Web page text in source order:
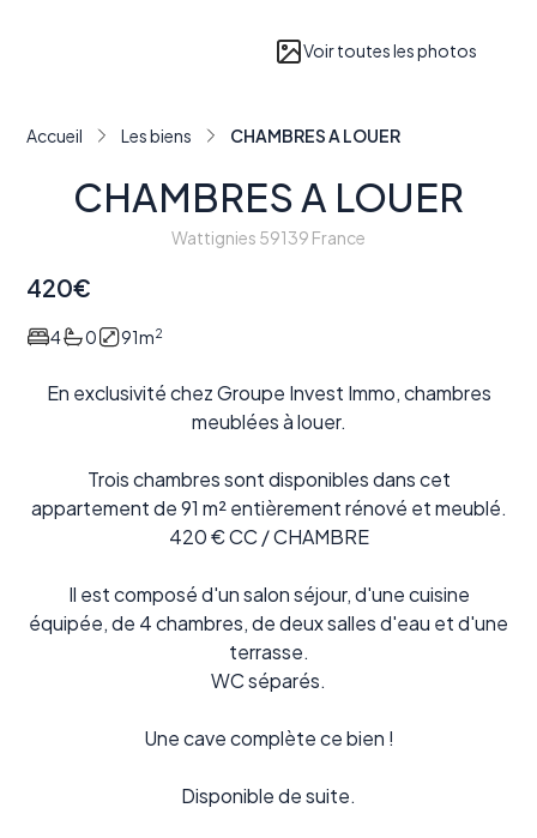
Voir toutes les photos
Accueil Les biens CHAMBRES A LOUER
CHAMBRES A LOUER
Wattignies 59139 France
420€
4 0 91m2
En exclusivité chez Groupe Invest Immo, chambres
meublées à louer.
Trois chambres sont disponibles dans cet
appartement de 91 m² entièrement rénové et meublé.
420 € CC / CHAMBRE
Il est composé d'un salon séjour, d'une cuisine
équipée, de 4 chambres, de deux salles d'eau et d'une
terrasse.
WC séparés.
Une cave complète ce bien !
Disponible de suite.